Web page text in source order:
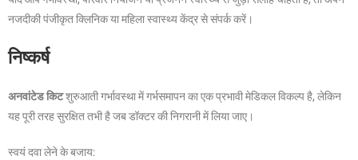
नजदीकी पंजीकृत क्लिनिक या महिला स्वास्थ्य केंद्र से संपर्क करें।
निष्कर्ष
अनवांटेड किटशुरुआती गर्भावस्था में गर्भसमापन का एक प्रभावी मेडिकल विकल्प है, लेकिन
यह पूरी तरह सुरक्षित तभी है जब डॉक्टर की निगरानी में लिया जाए।
स्वयं दवा लेने के बजाय: